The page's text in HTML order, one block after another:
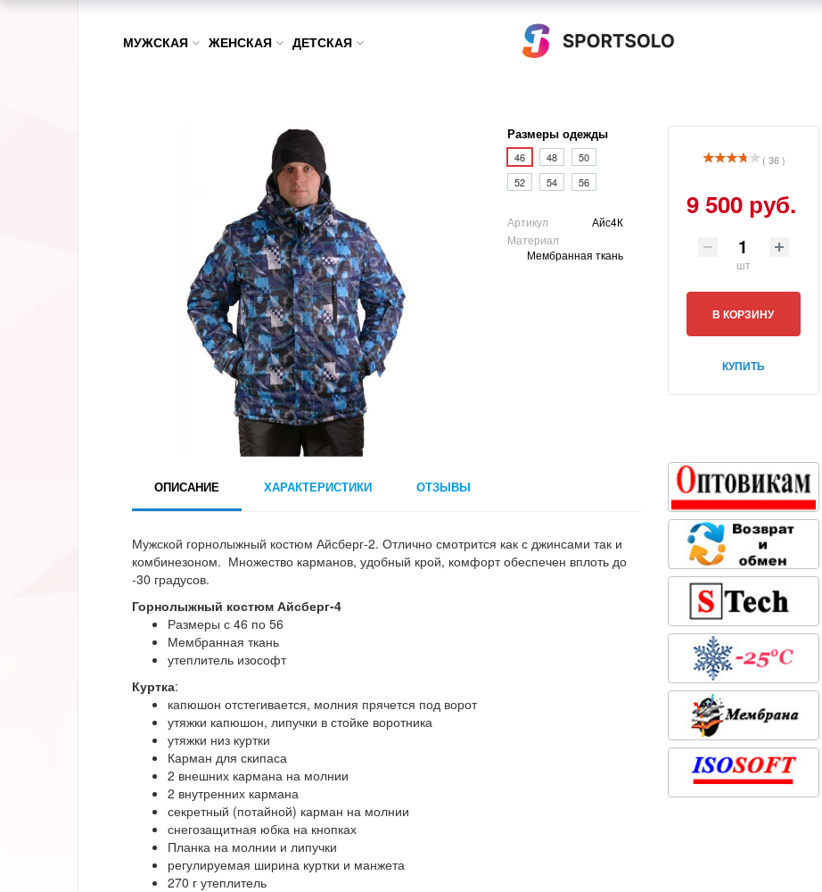
МУЖСКАЯ ЖЕНСКАЯ ДЕТСКАЯ
Размеры одежды
46 48
50
52
54 56
Артикул
Айс4К
Материал
Мембранная ткань
( 36 )
9 500 руб.
шт
В КОРЗИНУ
КУПИТЬ
ОПИСАНИЕ ХАРАКТЕРИСТИКИ ОТЗЫВЫ
Мужской горнолыжный костюм Айсберг-2. Отлично смотрится как с джинсами так и
комбинезоном. Множество карманов, удобный крой, комфорт обеспечен вплоть до
-30 градусов.
Горнолыжный костюм Айсберг-4
Размеры с 46 по 56
Мембранная ткань
утеплитель изософт
Куртка:
капюшон отстегивается, молния прячется под ворот
утяжки капюшон, липучки в стойке воротника
утяжки низ куртки
Карман для скипаса
2 внешних кармана на молнии
2 внутренних кармана
секретный (потайной) карман на молнии
снегозащитная юбка на кнопках
Планка на молнии и липучки
регулируемая ширина куртки и манжета
270 г утеплитель